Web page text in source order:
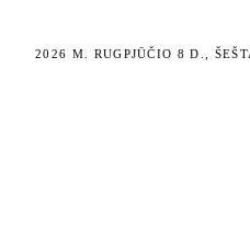
2026 M. RUGPJŪČIO 8 D.,